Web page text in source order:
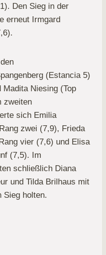
Den Sieg in der
erneut Irmgard
(Estancia 5)
Niesing (Top
zweiten
sich Emilia
zwei (7,9), Frieda
vier (7,6) und Elisa
(7,5). Im
schließlich Diana
und Tilda Brilhaus mit
Sieg holten.